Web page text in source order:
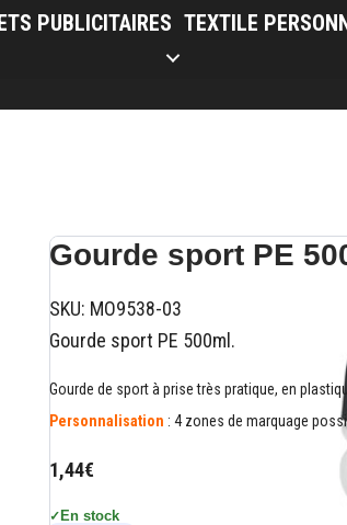
PUBLICITAIRES TEXTILE
Gourde sport PE
SKU: MO9538-03
Gourde sport PE 500ml.
Gourde de sport à prise très pratique, en
Personnalisation : 4 zones de marquage
1,44€
✓ En stock